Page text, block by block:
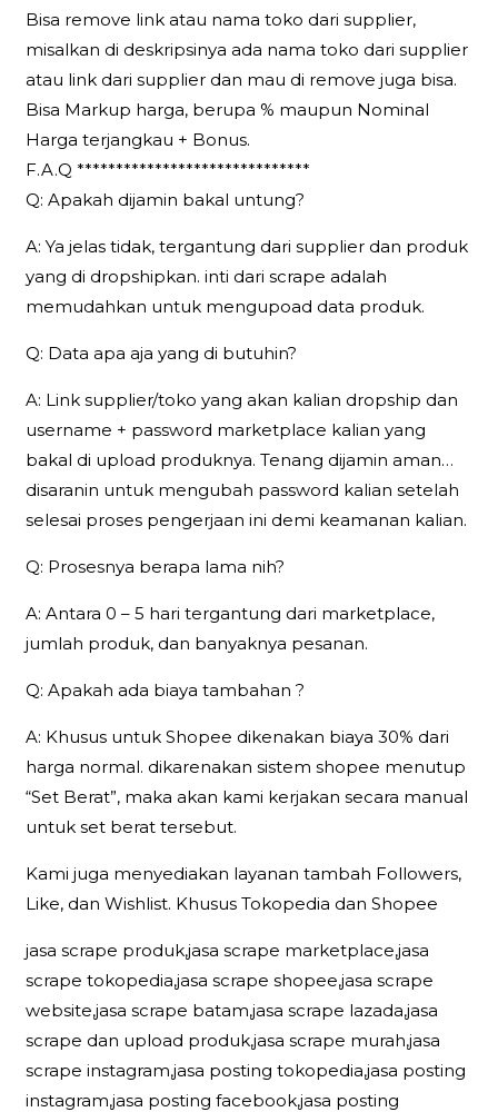
Bisa remove link atau nama toko dari supplier,
misalkan di deskripsinya ada nama toko dari supplier
atau link dari supplier dan mau di remove juga bisa.
Bisa Markup harga, berupa % maupun Nominal
Harga terjangkau + Bonus.
F.A.Q ******************************
Q: Apakah dijamin bakal untung?
A: Ya jelas tidak, tergantung dari supplier dan produk
yang di dropshipkan. inti dari scrape adalah
memudahkan untuk mengupoad data produk.
Q: Data apa aja yang di butuhin?
A: Link supplier/toko yang akan kalian dropship dan
username + password marketplace kalian yang
bakal di upload produknya. Tenang dijamin aman…
disaranin untuk mengubah password kalian setelah
selesai proses pengerjaan ini demi keamanan kalian.
Q: Prosesnya berapa lama nih?
A: Antara 0 – 5 hari tergantung dari marketplace,
jumlah produk, dan banyaknya pesanan.
Q: Apakah ada biaya tambahan ?
A: Khusus untuk Shopee dikenakan biaya 30% dari
harga normal. dikarenakan sistem shopee menutup
“Set Berat”, maka akan kami kerjakan secara manual
untuk set berat tersebut.
Kami juga menyediakan layanan tambah Followers,
Like, dan Wishlist. Khusus Tokopedia dan Shopee
jasa scrape produk,jasa scrape marketplace,jasa
scrape tokopedia,jasa scrape shopee,jasa scrape
website,jasa scrape batam,jasa scrape lazada,jasa
scrape dan upload produk,jasa scrape murah,jasa
scrape instagram,jasa posting tokopedia,jasa posting
instagram,jasa posting facebook,jasa posting